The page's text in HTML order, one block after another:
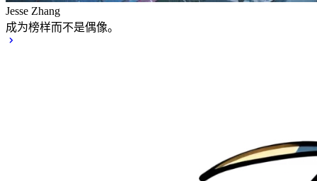
Jesse Zhang
成为榜样而不是偶像。